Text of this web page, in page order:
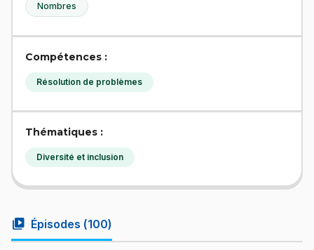
Nombres
Compétences :
Résolution de problèmes
Thématiques :
Diversité et inclusion
video_library Épisodes (100)